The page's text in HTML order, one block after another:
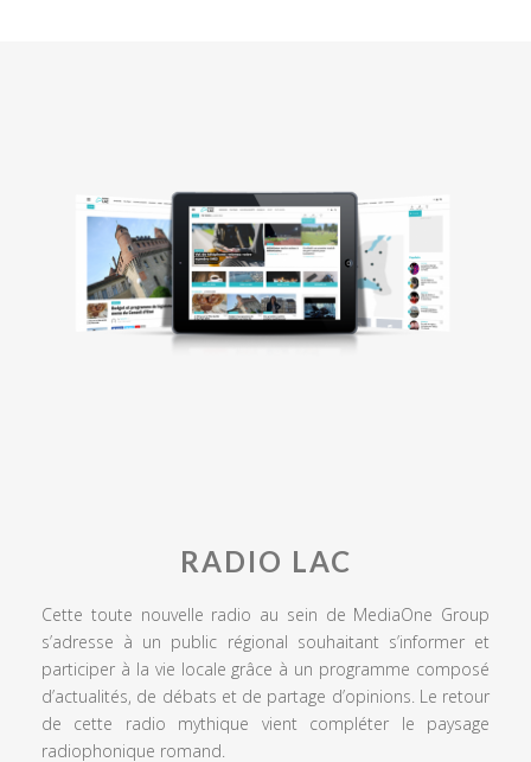
RADIO LAC
Cette toute nouvelle radio au sein de MediaOne Group
s’adresse à un public régional souhaitant s’informer et
participer à la vie locale grâce à un programme composé
d’actualités, de débats et de partage d’opinions. Le retour
de cette radio mythique vient compléter le paysage
radiophonique romand.